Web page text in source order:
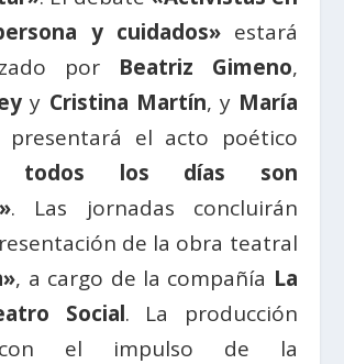
y cuidados»estará
por Beatriz Gimeno,
y Cristina Martín, y María
presentará el acto poético
todos los días son
. Las jornadas concluirán
de la obra teatral
, a cargo de la compañía La
Social. La producción
el impulso de la